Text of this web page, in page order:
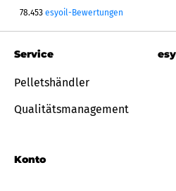
78.453 esyoil-Bewertungen
Service
Pelletshändler
Qualitätsmanagement
Konto